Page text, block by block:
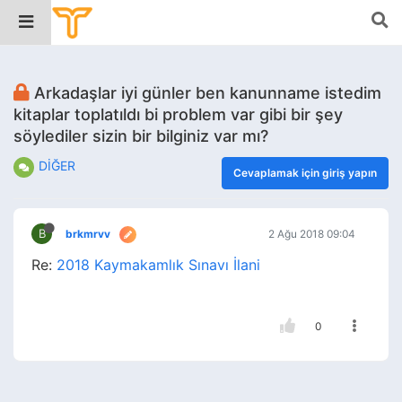
Arkadaşlar iyi günler ben kanunname istedim
kitaplar toplatıldı bi problem var gibi bir şey
söylediler sizin bir bilginiz var mı?
DİĞER Cevaplamak için giriş yapın
B brkmrvv 2 Ağu 2018 09:04
Re: 2018 Kaymakamlık Sınavı İlani
0